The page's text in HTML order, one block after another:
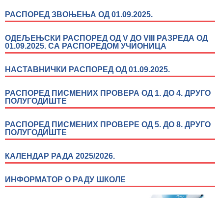
РАСПОРЕД ЗВОЊЕЊА ОД 01.09.2025.
ОДЕЉЕЊСКИ РАСПОРЕД ОД V ДО VIII РАЗРЕДА ОД
01.09.2025. СА РАСПОРЕДОМ УЧИОНИЦА
НАСТАВНИЧКИ РАСПОРЕД ОД 01.09.2025.
РАСПОРЕД ПИСМЕНИХ ПРОВЕРА ОД 1. ДО 4. ДРУГО
ПОЛУГОДИШТЕ
РАСПОРЕД ПИСМЕНИХ ПРОВЕРЕ ОД 5. ДО 8. ДРУГО
ПОЛУГОДИШТЕ
КАЛЕНДАР РАДА 2025/2026.
ИНФОРМАТОР О РАДУ ШКОЛЕ